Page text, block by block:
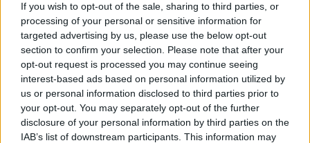
If you wish to opt-out of the sale, sharing to third parties, or
processing of your personal or sensitive information for
targeted advertising by us, please use the below opt-out
section to confirm your selection. Please note that after your
opt-out request is processed you may continue seeing
interest-based ads based on personal information utilized by
us or personal information disclosed to third parties prior to
your opt-out. You may separately opt-out of the further
disclosure of your personal information by third parties on the
IAB’s list of downstream participants. This information may
Magnetinė audra
rugpjūčio 8 dieną: kokia
jos galia
Ko nereikėtų daryti po
vakarienės:
gastroenterologai davė
tris patarimus sveikam
virškinimui